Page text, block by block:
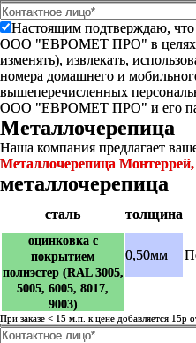
Настоящим подтверждаю, что
ООО "ЕВРОМЕТ ПРО" в целях
изменять), извлекать,
номера домашнего и
вышеперечисленных
ООО "ЕВРОМЕТ ПРО" и его
Металлочерепица
Наша компания предлагает
Металлочерепица
металлочерепица
сталь толщина
оцинковка с
покрытием
полиэстер (RAL 3005,
5005, 6005, 8017,
9003)
0,50мм
При заказе < 15 м.п. к цене добавляется 15р